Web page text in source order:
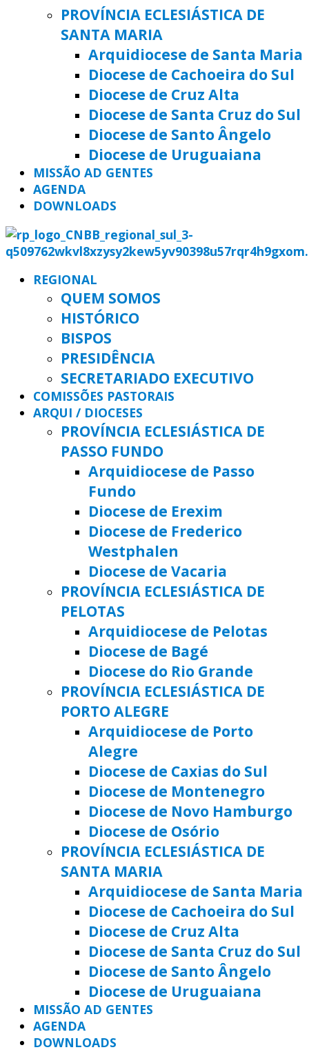
PROVÍNCIA ECLESIÁSTICA DE
SANTA MARIA
Arquidiocese de Santa Maria
Diocese de Cachoeira do Sul
Diocese de Cruz Alta
Diocese de Santa Cruz do Sul
Diocese de Santo Ângelo
Diocese de Uruguaiana
MISSÃO AD GENTES
AGENDA
DOWNLOADS
REGIONAL
QUEM SOMOS
HISTÓRICO
BISPOS
PRESIDÊNCIA
SECRETARIADO EXECUTIVO
COMISSÕES PASTORAIS
ARQUI / DIOCESES
PROVÍNCIA ECLESIÁSTICA DE
PASSO FUNDO
Arquidiocese de Passo
Fundo
Diocese de Erexim
Diocese de Frederico
Westphalen
Diocese de Vacaria
PROVÍNCIA ECLESIÁSTICA DE
PELOTAS
Arquidiocese de Pelotas
Diocese de Bagé
Diocese do Rio Grande
PROVÍNCIA ECLESIÁSTICA DE
PORTO ALEGRE
Arquidiocese de Porto
Alegre
Diocese de Caxias do Sul
Diocese de Montenegro
Diocese de Novo Hamburgo
Diocese de Osório
PROVÍNCIA ECLESIÁSTICA DE
SANTA MARIA
Arquidiocese de Santa Maria
Diocese de Cachoeira do Sul
Diocese de Cruz Alta
Diocese de Santa Cruz do Sul
Diocese de Santo Ângelo
Diocese de Uruguaiana
MISSÃO AD GENTES
AGENDA
DOWNLOADS